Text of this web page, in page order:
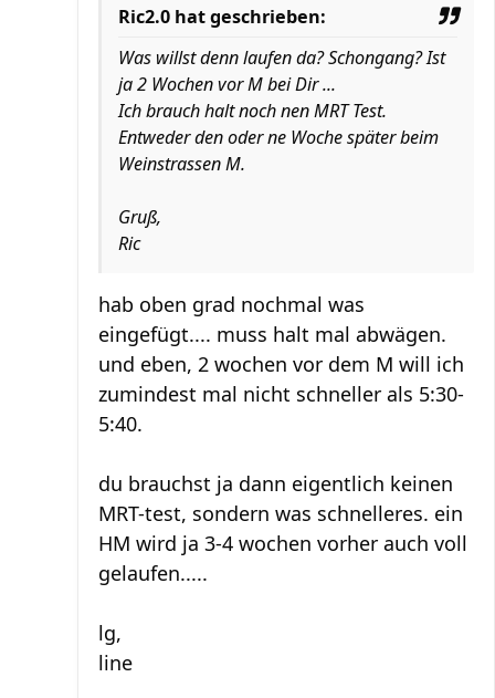
Ric2.0 hat geschrieben:
Was willst denn laufen da? Schongang? Ist
ja 2 Wochen vor M bei Dir ...
Ich brauch halt noch nen MRT Test.
Entweder den oder ne Woche später beim
Weinstrassen M.
Gruß,
Ric
hab oben grad nochmal was
eingefügt.... muss halt mal abwägen.
und eben, 2 wochen vor dem M will ich
zumindest mal nicht schneller als 5:30-
5:40.
du brauchst ja dann eigentlich keinen
MRT-test, sondern was schnelleres. ein
HM wird ja 3-4 wochen vorher auch voll
gelaufen.....
lg,
line